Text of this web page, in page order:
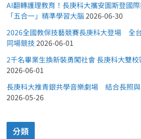
AI翻轉護理教育！長庚科大攜安圖斯登國
「五合一」精準學習大腦 2026-06-30
2026全國教保技藝競賽長庚科大登場 全
同場競技 2026-06-01
2千名畢業生換新裝勇闖社會 長庚科大雙
2026-06-01
長庚科大推青銀共學音樂劇場 結合長照
2026-05-26
分類